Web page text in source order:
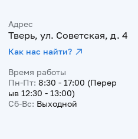
Адрес
Тверь, ул. Советская, д. 4
Как нас найти?
Время работы
Пн-Пт: 8:30 - 17:00 (Перер
ыв 12:30 - 13:00)
Сб-Вс: Выходной